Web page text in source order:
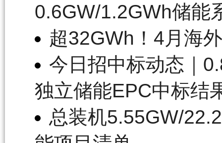
0.6GW/1.2GWh储能
超32GWh！4月海
今日招中标动态｜
独立储能EPC中标结
总装机5.55GW/